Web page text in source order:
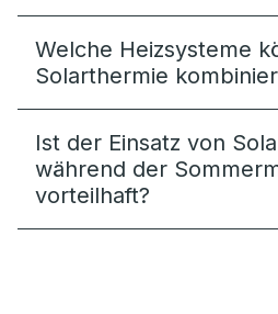
Welche Heizsysteme
Solarthermie
Ist der Einsatz von
während der
vorteilhaft?